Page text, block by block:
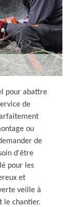
pour abattre
de
ou
de
d'être
pour les
et
veille à
le chantier.